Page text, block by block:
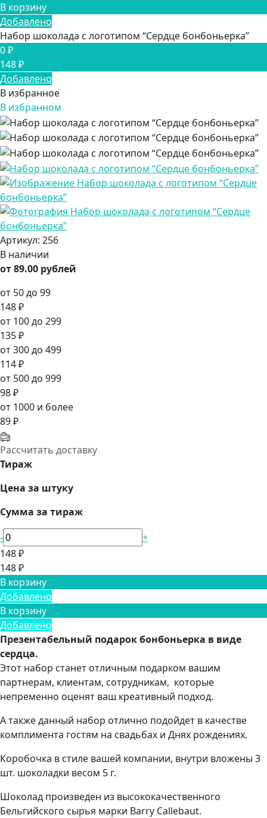
В корзину
Добавлено
Набор шоколада с логотипом “Сердце бонбоньерка”
0 ₽
148 ₽
Добавлено
В избранное
В избранном
Артикул: 256
В наличии
от 89.00 рублей
от 50 до 99
148 ₽
от 100 до 299
135 ₽
от 300 до 499
114 ₽
от 500 до 999
98 ₽
от 1000 и более
89 ₽
Рассчитать доставку
Тираж
Цена за штуку
Сумма за тираж
-
+
148 ₽
148 ₽
В корзину
Добавлено
В корзину
Добавлено
Презентабельный подарок бонбоньерка в виде
сердца.
Этот набор станет отличным подарком вашим
партнерам, клиентам, сотрудникам, которые
непременно оценят ваш креативный подход.
А также данный набор отлично подойдет в качестве
комплимента гостям на свадьбах и Днях рождениях.
Коробочка в стиле вашей компании, внутри вложены 3
шт. шоколадки весом 5 г.
Шоколад произведен из высококачественного
Бельгийского сырья марки Barry Callebaut.